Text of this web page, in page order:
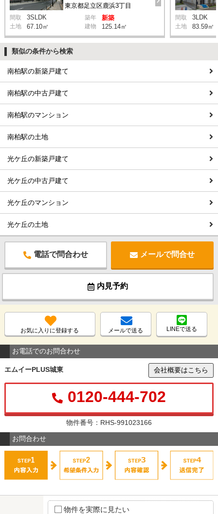
東京都足立区鹿浜3丁目
間取 3SLDK 築年 新築
土地 67.10㎡ 建物 125.14㎡
間取 3LDK
土地 83.59㎡
類似の条件から検索
南柏駅の新築戸建て
南柏駅の中古戸建て
南柏駅のマンション
南柏駅の土地
光ケ丘の新築戸建て
光ケ丘の中古戸建て
光ケ丘のマンション
光ケ丘の土地
電話で問合わせ メールで問合せ
内見予約
お気に入りに登録する メールで送る LINEで送る
お電話でのお問合わせ
エムイーPLUS城東 会社概要はこちら
0120-444-702
物件番号：RHS-991023166
お問合わせ
物件を実際に見たい